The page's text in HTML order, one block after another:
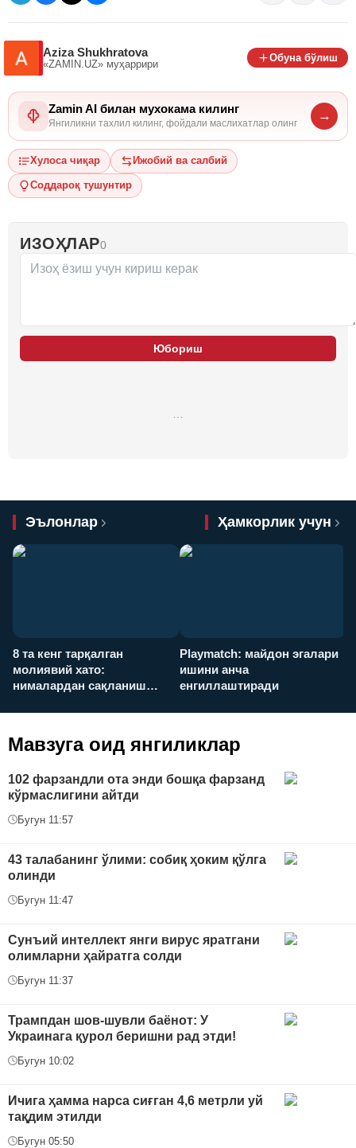
Aziza Shukhratova
«ZAMIN.UZ» муҳаррири
Обуна бўлиш
Zamin AI билан мухокама килинг
Янгиликни тахлил килинг, фойдали маслихатлар олинг
→
Хулоса чиқар Ижобий ва салбий
Соддароқ тушунтир
ИЗОҲЛАР0
Юбориш
Эълонлар Ҳамкорлик учун
8 та кенг тарқалган
молиявий хато:
нималардан сақланиш
Playmatch: майдон эгалари
ишини анча
енгиллаштиради
Мавзуга оид янгиликлар
102 фарзандли ота энди бошқа фарзанд
кўрмаслигини айтди
Бугун 11:57
43 талабанинг ўлими: собиқ ҳоким қўлга
олинди
Бугун 11:47
Сунъий интеллект янги вирус яратгани
олимларни ҳайратга солди
Бугун 11:37
Трампдан шов-шувли баёнот: У
Украинага қурол беришни рад этди!
Бугун 10:02
Ичига ҳамма нарса сиғган 4,6 метрли уй
тақдим этилди
Бугун 05:50